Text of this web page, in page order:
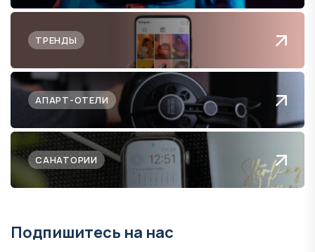
ТРЕНДЫ
АПАРТ-ОТЕЛИ
САНАТОРИИ
Подпишитесь на нас